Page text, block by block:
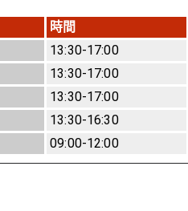
時間
13:30-17:00
13:30-17:00
13:30-17:00
13:30-16:30
09:00-12:00